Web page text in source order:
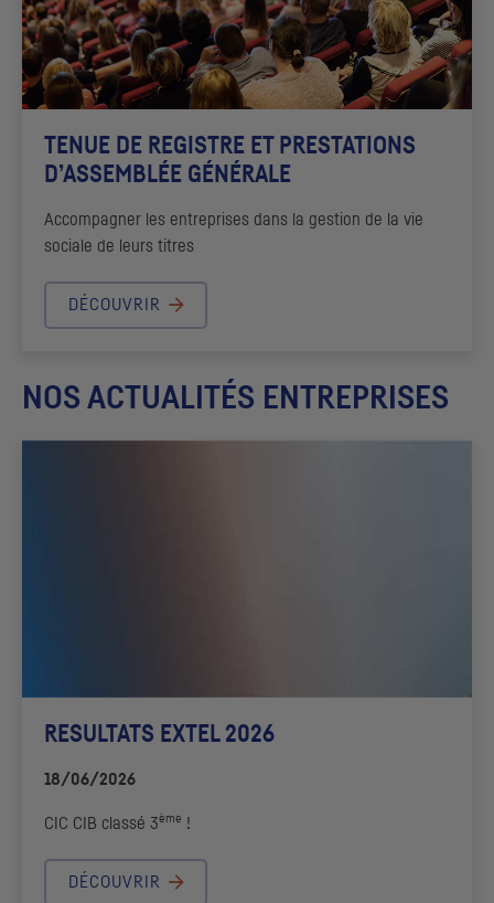
TENUE DE REGISTRE ET PRESTATIONS
D’ASSEMBLÉE GÉNÉRALE
Accompagner les entreprises dans la gestion de la vie
sociale de leurs titres
DÉCOUVRIR
NOS ACTUALITÉS ENTREPRISES
RESULTATS EXTEL 2026
18/06/2026
CIC CIB classé 3ème !
DÉCOUVRIR